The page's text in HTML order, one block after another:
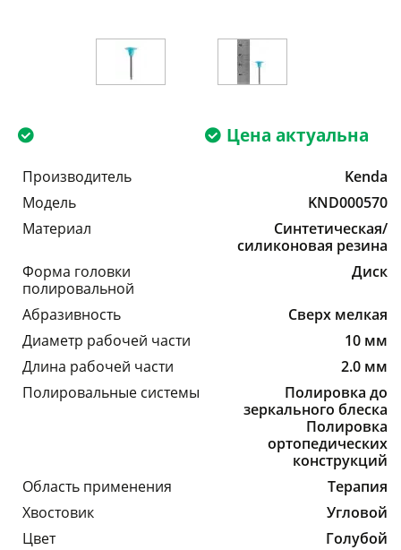
Цена актуальна
Производитель
Kenda
Модель
KND000570
Материал
Синтетическая/
силиконовая резина
Форма головки
полировальной
Диск
Абразивность
Сверх мелкая
Диаметр рабочей части
10 мм
Длина рабочей части
2.0 мм
Полировальные системы
Полировка до
зеркального блеска
Полировка
ортопедических
конструкций
Область применения
Терапия
Хвостовик
Угловой
Цвет
Голубой